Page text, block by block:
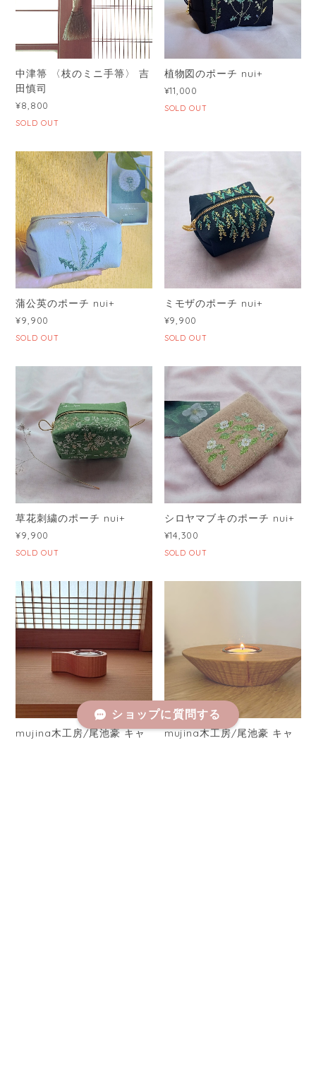
中津箒 〈枝のミニ手箒〉 吉
田慎司
¥8,800
SOLD OUT
植物図のポーチ nui+
¥11,000
SOLD OUT
蒲公英のポーチ nui+
¥9,900
SOLD OUT
ミモザのポーチ nui+
¥9,900
SOLD OUT
草花刺繍のポーチ nui+
¥9,900
SOLD OUT
シロヤマブキのポーチ nui+
¥14,300
SOLD OUT
mujina木工房/尾池豪 キャ
mujina木工房/尾池豪 キャ
ショップに質問する